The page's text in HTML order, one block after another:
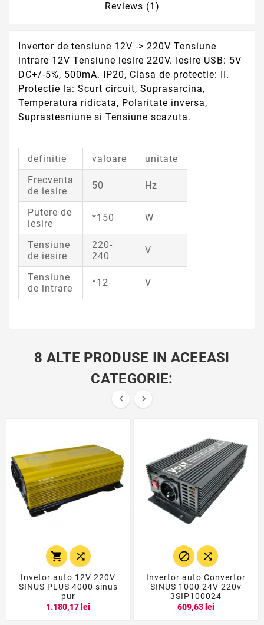
Reviews (1)
Invertor de tensiune 12V -> 220V Tensiune
intrare 12V Tensiune iesire 220V. Iesire USB: 5V
DC+/-5%, 500mA. IP20, Clasa de protectie: II.
Protectie la: Scurt circuit, Suprasarcina,
Temperatura ridicata, Polaritate inversa,
Suprastesniune si Tensiune scazuta.
definitie valoare
unitate
Frecventa
de iesire
50 Hz
Putere de
iesire
*150 W
Tensiune
de iesire
220-
240
V
Tensiune
de intrare
*12 V
8 ALTE PRODUSE IN ACEEASI
CATEGORIE:
 
 
Invetor auto 12V 220V
SINUS PLUS 4000 sinus
pur
1.180,17 lei
 
Invertor auto Convertor
SINUS 1000 24V 220v
3SIP100024
609,63 lei